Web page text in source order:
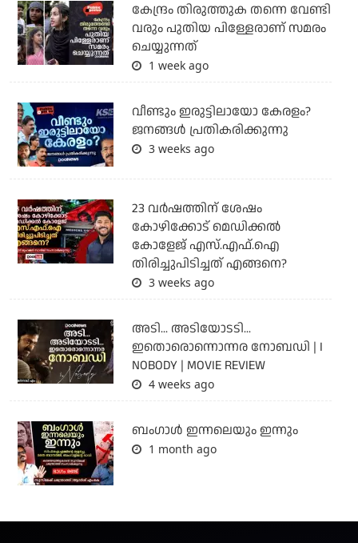
കേന്ദ്രം തിരുത്തുക തന്നെ വേണ്ടി
വരും പുതിയ പിള്ളേരാണ് സമരം
ചെയ്യുന്നത്
1 week ago
വീണ്ടും ഇരുട്ടിലായോ കേരളം?
ജനങ്ങൾ പ്രതികരിക്കുന്നു
3 weeks ago
23 വർഷത്തിന് ശേഷം
കോഴിക്കോട് മെഡിക്കൽ
കോളേജ് എസ്.എഫ്.ഐ
തിരിച്ചുപിടിച്ചത് എങ്ങനെ?
3 weeks ago
അടി... അടിയോടടി...
ഇതൊരൊന്നൊന്നര നോബഡി | I
NOBODY | MOVIE REVIEW
4 weeks ago
ബംഗാള്‍ ഇന്നലെയും ഇന്നും
1 month ago